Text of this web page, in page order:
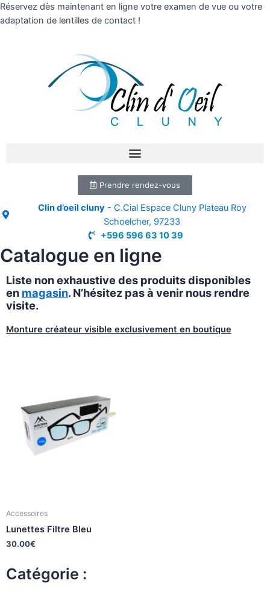
Réservez dès maintenant en ligne votre examen de vue ou votre
adaptation de lentilles de contact !
Prendre rendez-vous
Clin d’oeil cluny- C.Cial Espace Cluny Plateau Roy
Schoelcher, 97233
+596 596 63 10 39
Catalogue en ligne
Liste non exhaustive des produits disponibles
en magasin. N’hésitez pas à venir nous rendre
visite.
Monture créateur visible exclusivement en boutique
Accessoires
Lunettes Filtre Bleu
30.00€
Catégorie :